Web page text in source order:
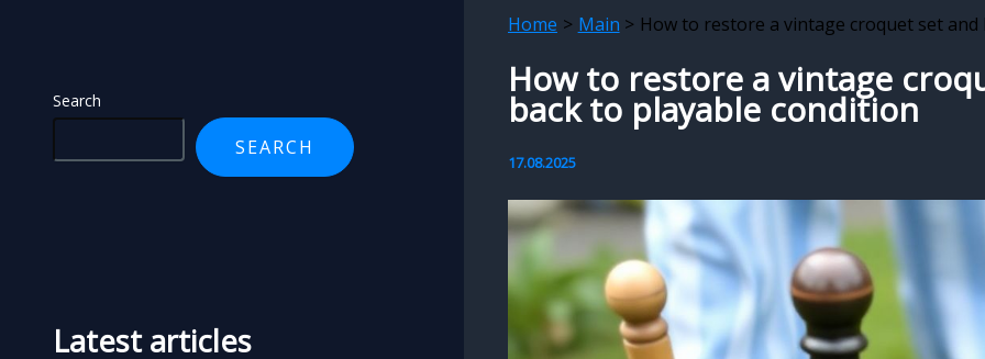
Search
SEARCH
Latest articles
Home Main How to restore a vintage croquet set
How to restore a vintage
back to playable condition
17.08.2025